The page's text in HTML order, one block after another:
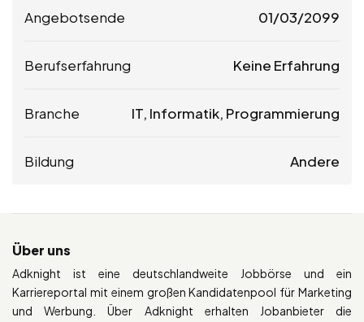
Angebotsende 01/03/2099
Berufserfahrung Keine Erfahrung
Branche IT, Informatik, Programmierung
Bildung Andere
Über uns
Adknight ist eine deutschlandweite Jobbörse und ein
Karriereportal mit einem großen Kandidatenpool für Marketing
und Werbung. Über Adknight erhalten Jobanbieter die